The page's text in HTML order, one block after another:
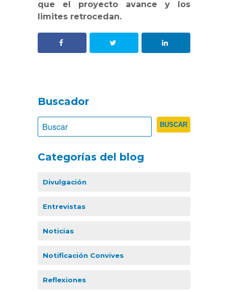
que el proyecto avance y los
limites retrocedan.
Buscador
Categorías del blog
Divulgación
Entrevistas
Noticias
Notificación Convives
Reflexiones